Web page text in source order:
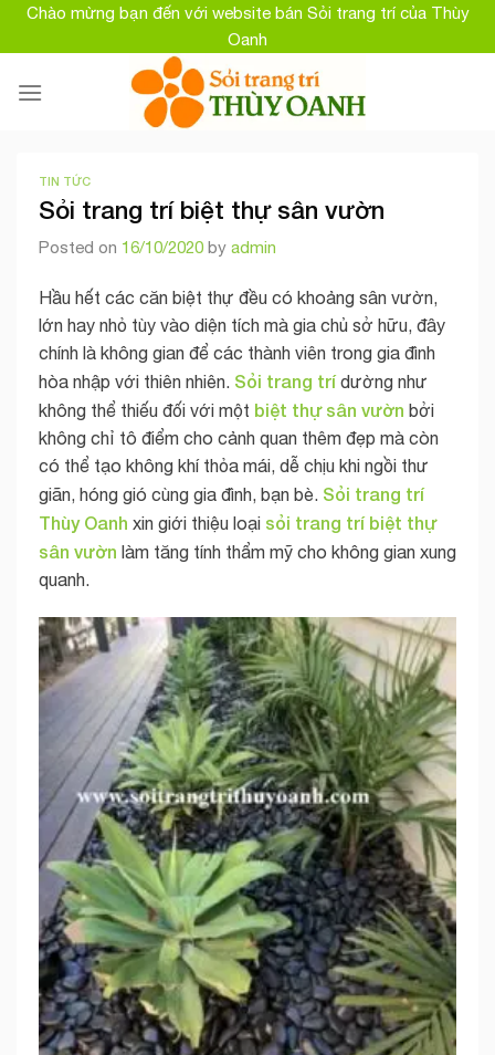
SkipChào mừng bạn đến với website bán Sỏi trang trí của Thùy
Oanh
TIN TỨC
Sỏi trang trí biệt thự sân vườn
Posted on 16/10/2020 by admin
Hầu hết các căn biệt thự đều có khoảng sân vườn,
lớn hay nhỏ tùy vào diện tích mà gia chủ sở hữu, đây
chính là không gian để các thành viên trong gia đình
hòa nhập với thiên nhiên. Sỏi trang trídường như
không thể thiếu đối với một biệt thự sân vườn bởi
không chỉ tô điểm cho cảnh quan thêm đẹp mà còn
có thể tạo không khí thỏa mái, dễ chịu khi ngồi thư
giãn, hóng gió cùng gia đình, bạn bè. Sỏi trang trí
Thùy Oanh xin giới thiệu loại sỏi trang trí biệt thự
sân vườn làm tăng tính thẩm mỹ cho không gian xung
quanh.